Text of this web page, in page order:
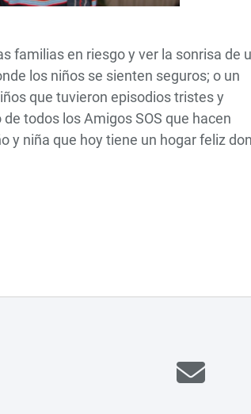
familias en riesgo y ver la sonrisa de
los niños se sienten seguros; o un
que tuvieron episodios tristes y
todos los Amigos SOS que hacen
y niña que hoy tiene un hogar feliz